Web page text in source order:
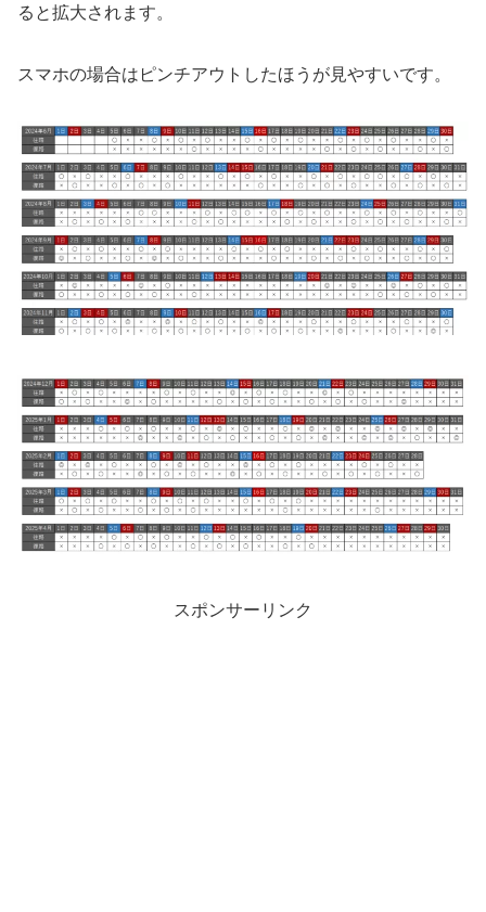
ると拡大されます。
スマホの場合はピンチアウトしたほうが見やすいです。
スポンサーリンク